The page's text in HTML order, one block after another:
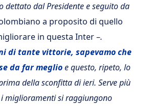
dettato dal Presidente e seguito da
a proposito di quello
in questa Inter –.
di tante vittorie, sapevamo che
da far meglioe questo, ripeto, lo
della sconfitta di ieri. Serve più
miglioramenti si raggiungono